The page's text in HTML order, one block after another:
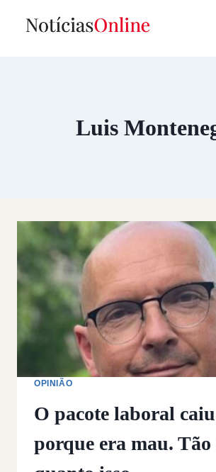
Luis
OPINIÃO
O pacote laboral
porque era mau. Tão